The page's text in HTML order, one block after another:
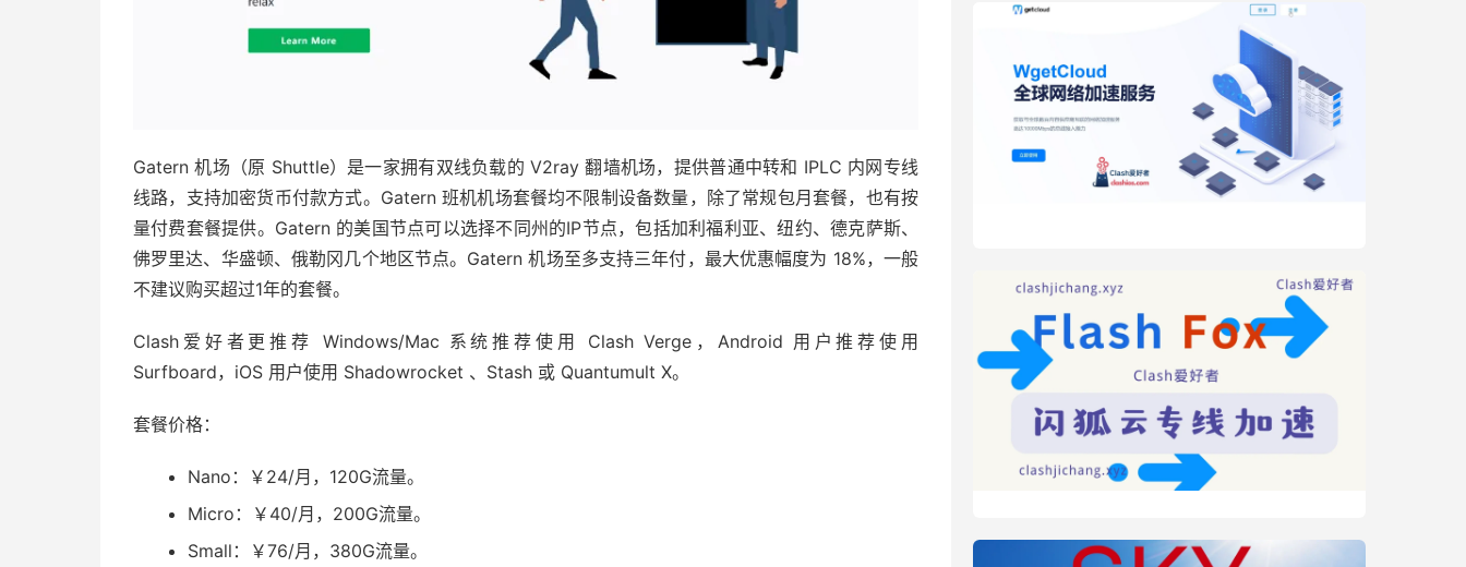
Gatern 机场（原 Shuttle）是一家拥有双线负载的 V2ray 翻墙机场，提供普通中转和 IPLC 内网专线
线路，支持加密货币付款方式。Gatern 班机机场套餐均不限制设备数量，除了常规包月套餐，也有按
量付费套餐提供。Gatern 的美国节点可以选择不同州的IP节点，包括加利福利亚、纽约、德克萨斯、
佛罗里达、华盛顿、俄勒冈几个地区节点。Gatern 机场至多支持三年付，最大优惠幅度为 18%，一般
不建议购买超过1年的套餐。
Clash爱好者更推荐 Windows/Mac 系统推荐使用 Clash Verge，Android 用户推荐使用
Surfboard，iOS 用户使用 Shadowrocket 、Stash 或 Quantumult X。
套餐价格：
Nano：￥24/月，120G流量。
Micro：￥40/月，200G流量。
Small：￥76/月，380G流量。